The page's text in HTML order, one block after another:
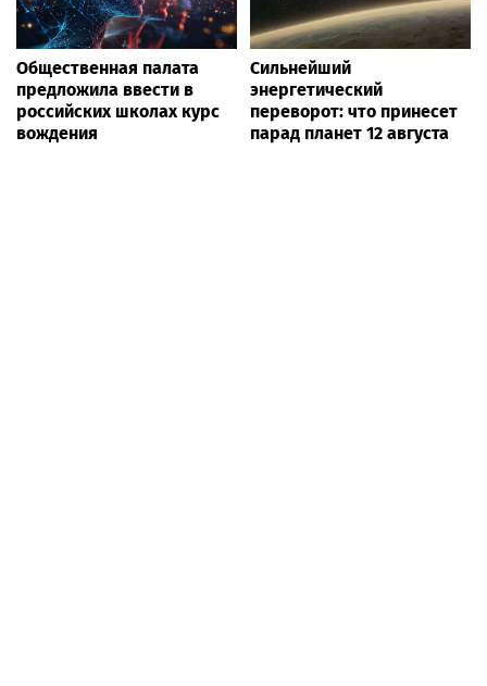
Общественная палата
предложила ввести в
российских школах курс
вождения
Сильнейший
энергетический
переворот: что принесет
парад планет 12 августа